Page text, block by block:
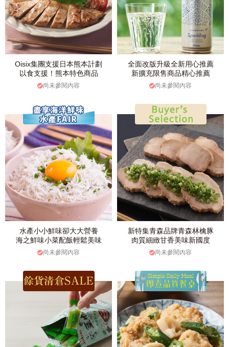
Oisix集團支援日本熊本計劃
以食支援！熊本特色商品
尚未參閱內容
全面改版升級全新用心推薦
新擴充限售商品精心推薦
尚未參閱內容
水產小小鮮味卻大大營養
海之鮮味小菜配飯輕鬆美味
尚未參閱內容
新特集青森品牌青森林檎豚
肉質細緻甘香美味新國度
尚未參閱內容